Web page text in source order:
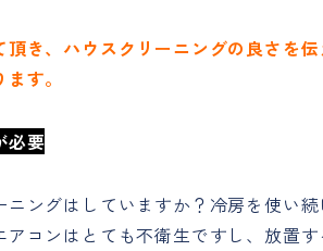
き、ハウスクリーニングの良さを
す。
必要
ングはしていますか？冷房を使い
アコンはとても不衛生ですし、放置